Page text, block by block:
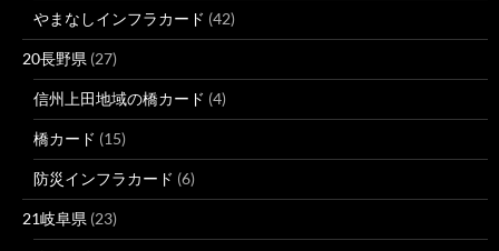
やまなしインフラカード (42)
20長野県 (27)
信州上田地域の橋カード (4)
橋カード (15)
防災インフラカード (6)
21岐阜県 (23)